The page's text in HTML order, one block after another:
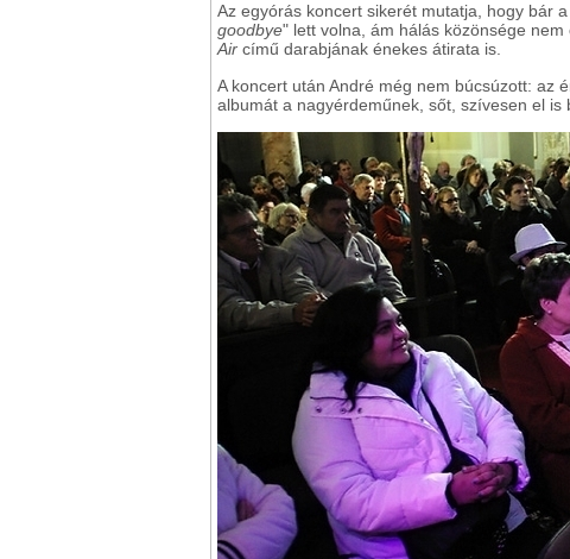
Az egyórás koncert sikerét mutatja, hogy bár
goodbye" lett volna, ám hálás közönsége
Air című darabjának énekes átirata is.
A koncert után André még nem búcsúzott: az
albumát a nagyérdeműnek, sőt, szívesen el is